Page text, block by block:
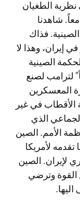
نظرية الطغيان
شاهدنا
فذاك
إيران، وهذا لا
الصينية
لترامب لصنع
المعسكرين
الأقطاب في غير
الذي
الأمم. الصين
لأمريكا
لإيران. الصين
القوة وترضي